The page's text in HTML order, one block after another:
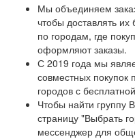
Мы объединяем
чтобы доставлять
по городам, где
оформляют заказы.
С 2019 года мы
совместных покупок
городов с
Чтобы найти группу
страницу "Выбрать
мессенджер для